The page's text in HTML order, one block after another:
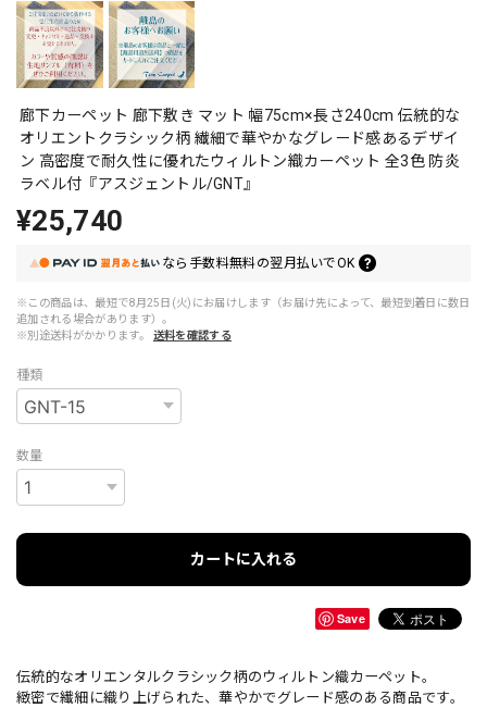
廊下カーペット 廊下敷き マット 幅75cm×長さ240cm 伝統的な
オリエントクラシック柄 繊細で華やかなグレード感あるデザイ
ン 高密度で耐久性に優れたウィルトン織カーペット 全3色 防炎
ラベル付『アスジェントル/GNT』
¥25,740
なら 手数料無料の翌月払いでOK
※この商品は、最短で8月25日(火)にお届けします（お届け先によって、最短到着日に数日
追加される場合があります）。
※別途送料がかかります。
送料を確認する
種類
数量
カートに入れる
Save
伝統的なオリエンタルクラシック柄のウィルトン織カーペット。
緻密で繊細に織り上げられた、華やかでグレード感のある商品です。